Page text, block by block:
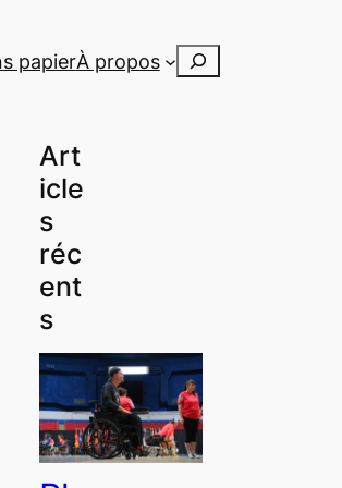
papierÀ propos Rechercher
Art
icle
s
réc
ent
s